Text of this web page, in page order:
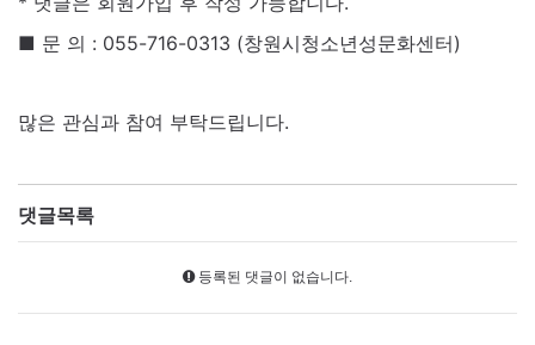
■ 문 의 : 055-716-0313 (창원시청소년성문화센터)
많은 관심과 참여 부탁드립니다.
댓글목록
등록된 댓글이 없습니다.